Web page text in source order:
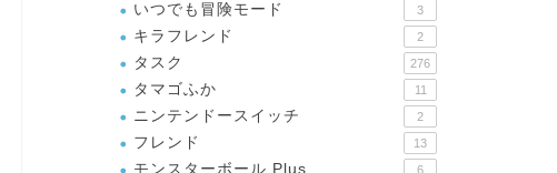
いつでも冒険モード 3
キラフレンド 2
タスク 276
タマゴふか 11
ニンテンドースイッチ 2
フレンド 13
モンスターボール Plus 6